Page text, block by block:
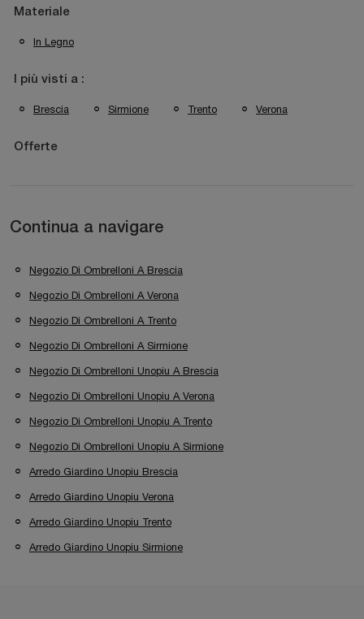
Materiale
In Legno
I più visti a :
Brescia Sirmione Trento Verona
Offerte
Continua a navigare
Negozio Di Ombrelloni A Brescia
Negozio Di Ombrelloni A Verona
Negozio Di Ombrelloni A Trento
Negozio Di Ombrelloni A Sirmione
Negozio Di Ombrelloni Unopiu A Brescia
Negozio Di Ombrelloni Unopiu A Verona
Negozio Di Ombrelloni Unopiu A Trento
Negozio Di Ombrelloni Unopiu A Sirmione
Arredo Giardino Unopiu Brescia
Arredo Giardino Unopiu Verona
Arredo Giardino Unopiu Trento
Arredo Giardino Unopiu Sirmione